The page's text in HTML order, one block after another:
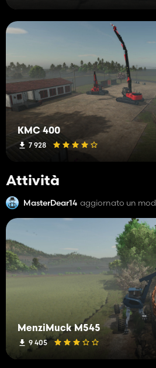
KMC 400
7 928
Attività
MasterDear14 aggiornato un mod
MenziMuck M545
9 405